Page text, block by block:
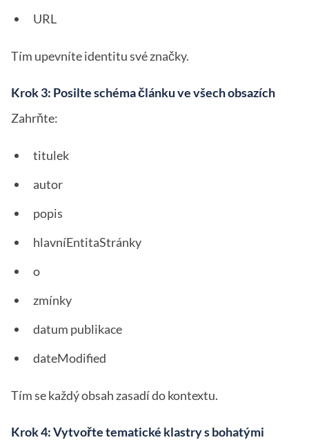
URL
Tím upevníte identitu své značky.
Krok 3: Posilte schéma článku ve všech obsazích
Zahrňte:
titulek
autor
popis
hlavníEntitaStránky
o
zmínky
datum publikace
dateModified
Tím se každý obsah zasadí do kontextu.
Krok 4: Vytvořte tematické klastry s bohatými